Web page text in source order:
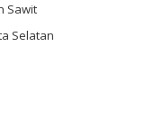
Sawit
Selatan